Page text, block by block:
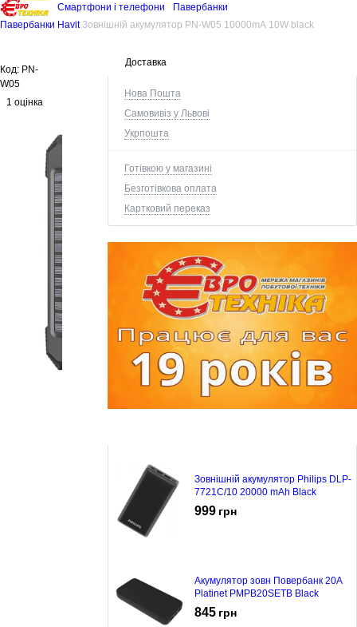
Смартфони і телефони
Павербанки
Павербанки Havit Зовнішній акумулятор PN-W05 10000mA 10W black
Доставка
Нова Пошта
Самовивіз у Львові
Укрпошта
Готівкою у магазині
Безготівкова оплата
Картковий переказ
Зовнішній акумулятор Philips DLP-
7721C/10 20000 mAh Black
999 грн
Акумулятор зовн Повербанк 20A
Platinet PMPB20SETB Black
845 грн
Код: PN-
W05
1 оцінка